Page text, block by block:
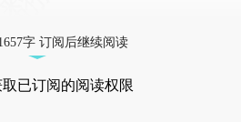
字 订阅后继续阅读
取已订阅的阅读权限